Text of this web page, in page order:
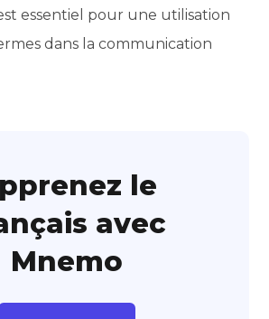
essentiel pour une utilisation
dans la communication
le
avec
Mnemo